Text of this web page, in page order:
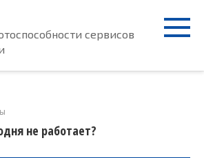
сервисов
не работает?